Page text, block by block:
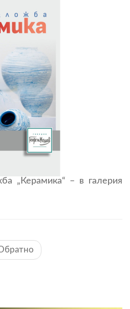
„Керамика“ – в галерия